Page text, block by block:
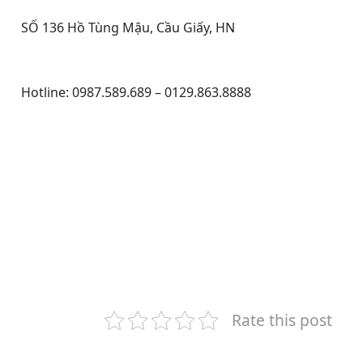
SỐ 136 Hồ Tùng Mậu, Cầu Giấy, HN
Hotline: 0987.589.689 – 0129.863.8888
Rate this post